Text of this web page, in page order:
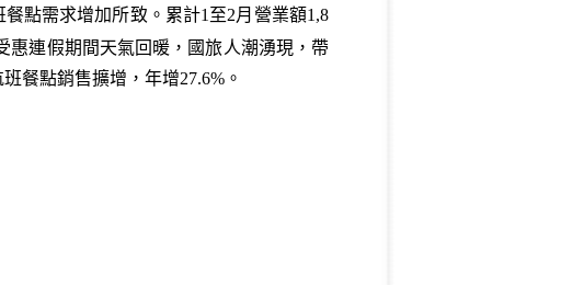
點需求增加所致。累計1至2月營業額1,8
惠連假期間天氣回暖，國旅人潮湧現，帶
餐點銷售擴增，年增27.6%。